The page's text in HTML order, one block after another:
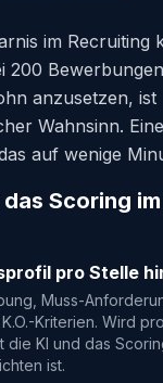
im Recruiting
200
anzusetzen, ist
Wahnsinn.
auf wenige
Scoring im
pro Stelle
Muss-
Kriterien. Wird
KI und das
ist.